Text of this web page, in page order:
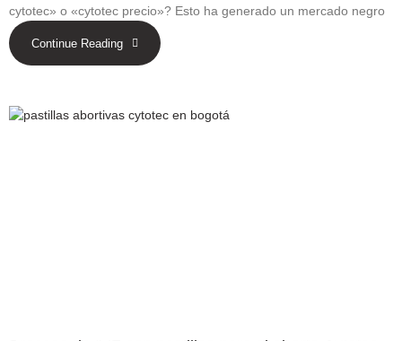
cytotec» o «cytotec precio»? Esto ha generado un mercado negro
Continue Reading